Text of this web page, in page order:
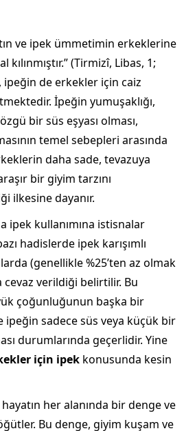
ve ipek ümmetimin erkeklerine
kılınmıştır.” (Tirmizî, Libas, 1;
ipeğin de erkekler için caiz
İpeğin yumuşaklığı,
bir süs eşyası olması,
temel sebepleri arasında
daha sade, tevazuya
bir giyim tarzını
ilkesine dayanır.
ipek kullanımına istisnalar
hadislerde ipek karışımlı
(genellikle %25’ten az olmak
cevaz verildiği belirtilir. Bu
çoğunluğunun başka bir
ipeğin sadece süs veya küçük bir
durumlarında geçerlidir. Yine
için ipek konusunda kesin
her alanında bir denge ve
Bu denge, giyim kuşam ve